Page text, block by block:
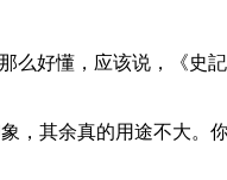
么好懂，应该说，《史
其余真的用途不大。